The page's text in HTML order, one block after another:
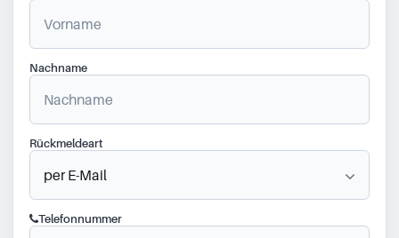
Nachname
Rückmeldeart
Telefonnummer